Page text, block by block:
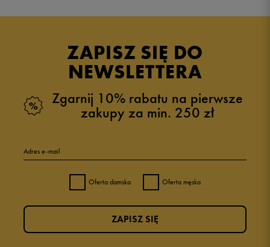
ZAPISZ SIĘ DO
NEWSLETTERA
Zgarnij 10% rabatu na pierwsze
zakupy za min. 250 zł
Adres e-mail
Oferta damska Oferta męska
ZAPISZ SIĘ